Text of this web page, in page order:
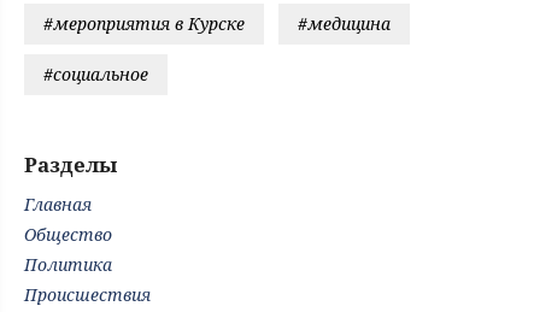
#мероприятия в Курске #медицина
#социальное
Разделы
Главная
Общество
Политика
Происшествия